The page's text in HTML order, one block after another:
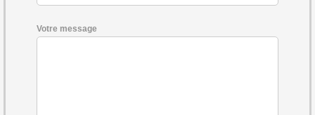
Votre message